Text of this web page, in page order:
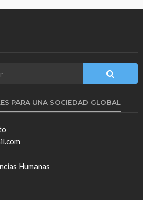
PARA UNA SOCIEDAD GLOBAL
Humanas